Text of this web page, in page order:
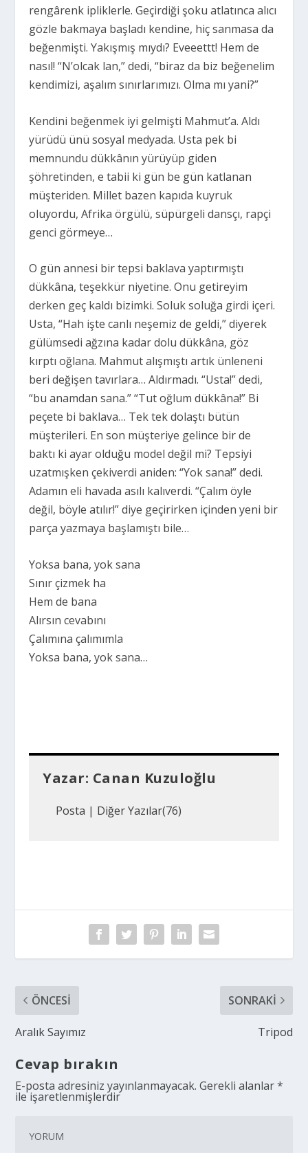
rengârenk ipliklerle. Geçirdiği şoku atlatınca alıcı
gözle bakmaya başladı kendine, hiç sanmasa da
beğenmişti. Yakışmış mıydı? Eveeettt! Hem de
nasıl! “N’olcak lan,” dedi, “biraz da biz beğenelim
kendimizi, aşalım sınırlarımızı. Olma mı yani?”
Kendini beğenmek iyi gelmişti Mahmut’a. Aldı
yürüdü ünü sosyal medyada. Usta pek bi
memnundu dükkânın yürüyüp giden
şöhretinden, e tabii ki gün be gün katlanan
müşteriden. Millet bazen kapıda kuyruk
oluyordu, Afrika örgülü, süpürgeli dansçı, rapçi
genci görmeye…
O gün annesi bir tepsi baklava yaptırmıştı
dükkâna, teşekkür niyetine. Onu getireyim
derken geç kaldı bizimki. Soluk soluğa girdi içeri.
Usta, “Hah işte canlı neşemiz de geldi,” diyerek
gülümsedi ağzına kadar dolu dükkâna, göz
kırptı oğlana. Mahmut alışmıştı artık ünleneni
beri değişen tavırlara… Aldırmadı. “Usta!” dedi,
“bu anamdan sana.” “Tut oğlum dükkâna!” Bi
peçete bi baklava… Tek tek dolaştı bütün
müşterileri. En son müşteriye gelince bir de
baktı ki ayar olduğu model değil mi? Tepsiyi
uzatmışken çekiverdi aniden: “Yok sana!” dedi.
Adamın eli havada asılı kalıverdi. “Çalım öyle
değil, böyle atılır!” diye geçirirken içinden yeni bir
parça yazmaya başlamıştı bile…
Yoksa bana, yok sana
Sınır çizmek ha
Hem de bana
Alırsın cevabını
Çalımına çalımımla
Yoksa bana, yok sana…
Yazar: Canan Kuzuloğlu
Posta | Diğer Yazılar(76)
ÖNCESI
Aralık Sayımız
SONRAKI
Tripod
Cevap bırakın
E-posta adresiniz yayınlanmayacak. Gerekli alanlar*
ile işaretlenmişlerdir